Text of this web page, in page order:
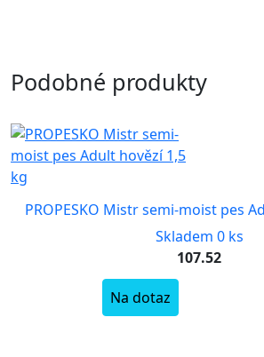
Podobné produkty
PROPESKO Mistr semi-moist pes
Skladem 0 ks
107.52
Na dotaz